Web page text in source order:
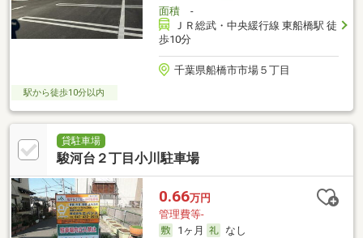
面積-
ＪＲ総武・中央緩行線 東船橋駅 徒
歩10分
千葉県船橋市市場５丁目
駅から徒歩10分以内
貸駐車場
駿河台２丁目小川駐車場
0.66万円
管理費等-
1ヶ月
なし